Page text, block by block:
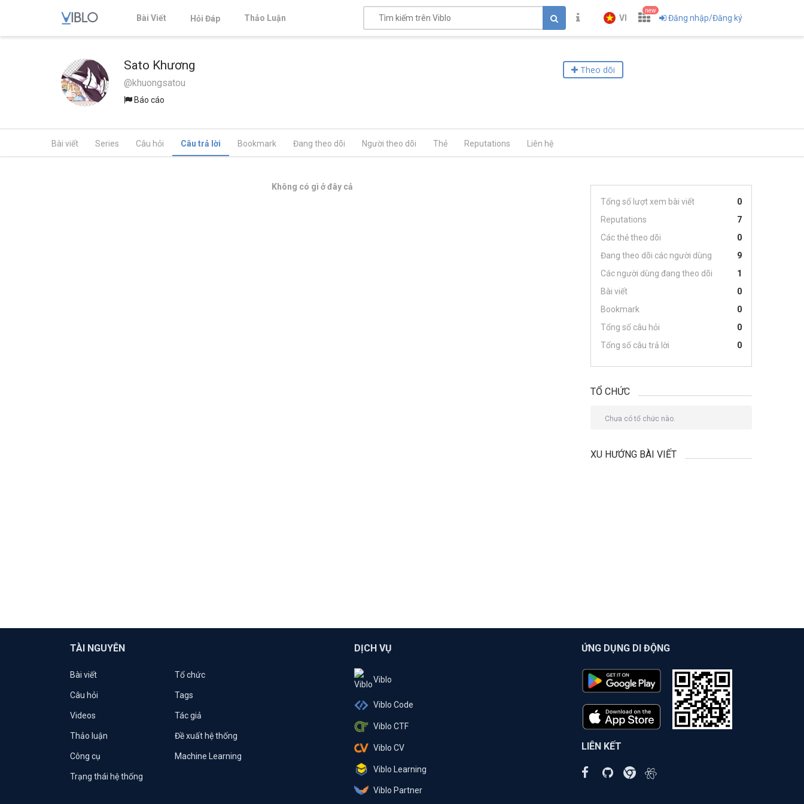
Bài Viết Hỏi Đáp Thảo Luận VI
new
Đăng nhập/Đăng ký
Sato Khương
@khuongsatou
Báo cáo
Theo dõi
Bài viết Series Câu hỏi Câu trả lời Bookmark Đang theo dõi Người theo dõi Thẻ Reputations Liên hệ
Không có gì ở đây cả
Tổng số lượt xem bài viết
0
Reputations
7
Các thẻ theo dõi
0
Đang theo dõi các người dùng
9
Các người dùng đang theo dõi
1
Bài viết
0
Bookmark
0
Tổng số câu hỏi
0
Tổng số câu trả lời
0
TỔ CHỨC
Chưa có tổ chức nào.
XU HƯỚNG BÀI VIẾT
TÀI NGUYÊN
Bài viết Tổ chức
Câu hỏi Tags
Videos Tác giả
Thảo luận Đề xuất hệ thống
Công cụ Machine Learning
Trạng thái hệ thống
DỊCH VỤ
Viblo
Viblo Code
Viblo CTF
Viblo CV
Viblo Learning
Viblo Partner
ỨNG DỤNG DI ĐỘNG
LIÊN KẾT